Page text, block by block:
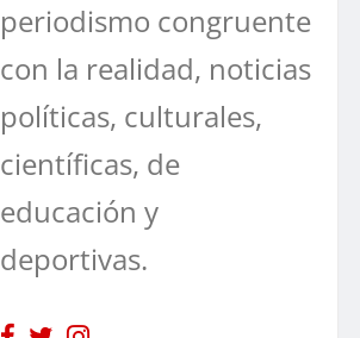
periodismo congruente
con la realidad, noticias
políticas, culturales,
científicas, de
educación y
deportivas.